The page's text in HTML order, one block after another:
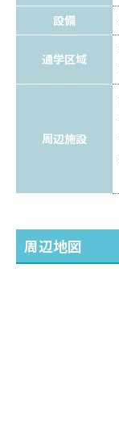
設備
通学区域
周辺施設
周辺地図